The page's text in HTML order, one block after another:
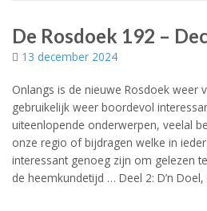
De Rosdoek 192 –
13 december 2024
Onlangs is de nieuwe Rosdoek weer
gebruikelijk weer boordevol
uiteenlopende onderwerpen, veelal
onze regio of bijdragen welke in
interessant genoeg zijn om gelezen
de heemkundetijd … Deel 2: D’n